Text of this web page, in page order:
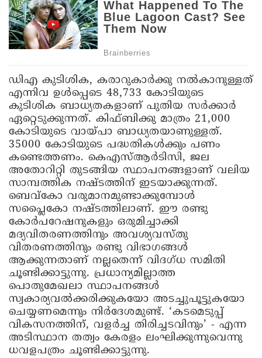
ഡിഎ കുടിശിക, കരാറുകാര്‍ക്കു നല്‍കാനുള്ളത്
എന്നിവ ഉള്‍പ്പെടെ 48,733 കോടിയുടെ
കുടിശിക ബാധ്യതകളാണ് പുതിയ സര്‍ക്കാര്‍
ഏറ്റെടുക്കുന്നത്. കിഫ്ബിക്കു മാത്രം 21,000
കോടിയുടെ വായ്പാ ബാധ്യതയാണുള്ളത്.
35000 കോടിയുടെ പദ്ധതികള്‍ക്കും പണം
കണ്ടെത്തണം. കെഎസ്ആര്‍ടിസി, ജല
അതോറിറ്റി തുടങ്ങിയ സ്ഥാപനങ്ങളാണ് വലിയ
സാമ്പത്തിക നഷ്ടത്തിന് ഇടയാക്കുന്നത്.
ബെവ്‌കോ വരുമാനമുണ്ടാക്കുമ്പോള്‍
സപ്ലൈകോ നഷ്ടത്തിലാണ്. ഈ രണ്ടു
കോര്‍പറേഷനുകളും ഒരുമിച്ചാക്കി
മദ്യവിതരണത്തിനും അവശ്യവസ്തു
വിതരണത്തിനും രണ്ടു വിഭാഗങ്ങള്‍
ആക്കുന്നതാണ് നല്ലതെന്ന് വിദഗ്ധ സമിതി
ചൂണ്ടിക്കാട്ടുന്നു. പ്രധാന്യമില്ലാത്ത
പൊതുമേഖലാ സ്ഥാപനങ്ങള്‍
സ്വകാര്യവല്‍ക്കരിക്കുകയോ അടച്ചുപൂട്ടുകയോ
ചെയ്യണമെന്നും നിര്‍ദേശമുണ്ട്. ‘കടമെടുപ്പ്
വികസനത്തിന്, വളര്‍ച്ച തിരിച്ചടവിനും’ - എന്ന
അടിസ്ഥാന തത്വം കേരളം ലംഘിക്കുന്നുവെന്നു
ധവളപത്രം ചൂണ്ടിക്കാട്ടുന്നു.